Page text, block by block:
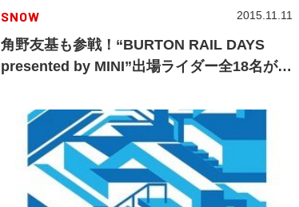
SNOW
角野友基も参戦！“BURTON RAIL DAYS
presented by MINI”出場ライダー全18名が決
2015.11.11